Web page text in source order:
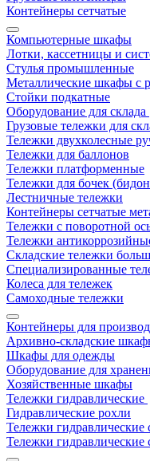
Контейнеры сетчатые
Компьютерные шкафы
Лотки, кассетницы и
Стулья промышленные
Металлические шкафы с
Стойки подкатные
Оборудование для склада
Грузовые тележки для
Тележки двухколесные
Тележки для баллонов
Тележки платформенные
Тележки для бочек
Лестничные тележки
Контейнеры сетчатые
Тележки с поворотной
Тележки
Складские тележки
Специализированные
Колеса для тележек
Самоходные тележки
Контейнеры для
Архивно-складские
Шкафы для одежды
Оборудование для
Хозяйственные шкафы
Тележки гидравлические
Гидравлические рохли
Тележки гидравлические
Тележки